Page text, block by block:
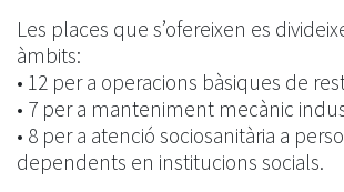
Les places que s’ofereixen es
àmbits:
• 12 per a operacions bàsiques de
• 7 per a manteniment mecànic
• 8 per a atenció sociosanitària a
dependents en institucions socials.